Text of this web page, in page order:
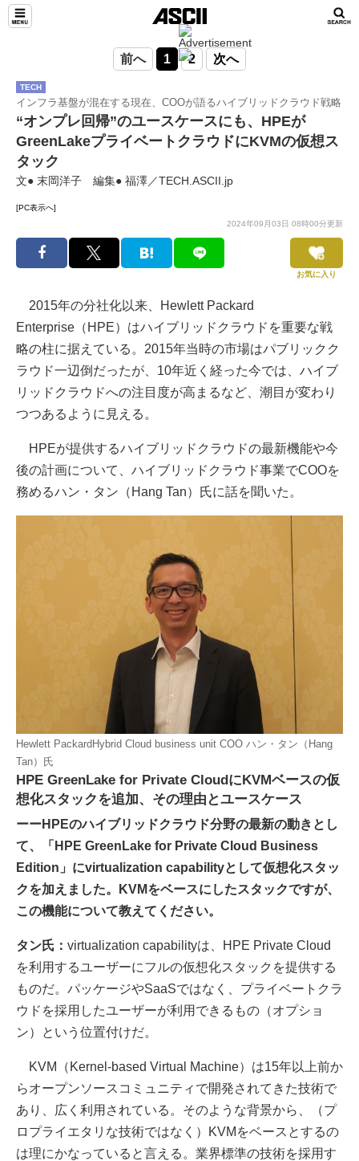
前へ 1 2 次へ
TECH
インフラ基盤が混在する現在、COOが語るハイブリッドクラウド戦略
“オンプレ回帰”のユースケースにも、HPEが
GreenLakeプライベートクラウドにKVMの仮想ス
タック
文● 末岡洋子 編集● 福澤／TECH.ASCII.jp
[PC表示へ]
2024年09月03日 08時00分更新
お気に入り
2015年の分社化以来、Hewlett Packard
Enterprise（HPE）はハイブリッドクラウドを重要な戦
略の柱に据えている。2015年当時の市場はパブリックク
ラウド一辺倒だったが、10年近く経った今では、ハイブ
リッドクラウドへの注目度が高まるなど、潮目が変わり
つつあるように見える。
HPEが提供するハイブリッドクラウドの最新機能や今
後の計画について、ハイブリッドクラウド事業でCOOを
務めるハン・タン（Hang Tan）氏に話を聞いた。
Hewlett PackardHybrid Cloud business unit COO ハン・タン（Hang
Tan）氏
HPE GreenLake for Private CloudにKVMベースの仮
想化スタックを追加、その理由とユースケース
ーーHPEのハイブリッドクラウド分野の最新の動きとし
て、「HPE GreenLake for Private Cloud Business
Edition」にvirtualization capabilityとして仮想化スタッ
クを加えました。KVMをベースにしたスタックですが、
この機能について教えてください。
タン氏： virtualization capabilityは、HPE Private Cloud
を利用するユーザーにフルの仮想化スタックを提供する
ものだ。パッケージやSaaSではなく、プライベートクラ
ウドを採用したユーザーが利用できるもの（オプショ
ン）という位置付けだ。
KVM（Kernel-based Virtual Machine）は15年以上前か
らオープンソースコミュニティで開発されてきた技術で
あり、広く利用されている。そのような背景から、（プ
ロプライエタリな技術ではなく）KVMをベースとするの
は理にかなっていると言える。業界標準の技術を採用す